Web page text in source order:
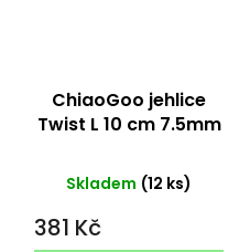
ChiaoGoo jehlice
Twist L 10 cm 7.5mm
Skladem (12 ks)
381 Kč